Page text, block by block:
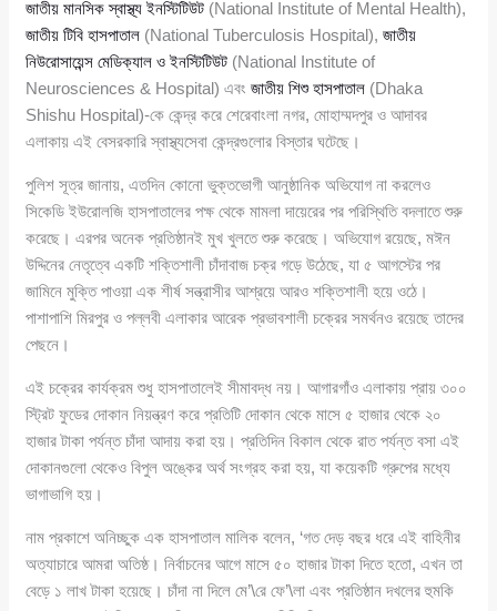
জাতীয় মানসিক স্বাস্থ্য ইনস্টিটিউট (National Institute of Mental Health),
জাতীয় টিবি হাসপাতাল (National Tuberculosis Hospital),জাতীয়
নিউরোসায়েন্স মেডিক্যাল ও ইনস্টিটিউট (National Institute of
Neurosciences & Hospital) এবংজাতীয় শিশু হাসপাতাল (Dhaka
Shishu Hospital)-কে কেন্দ্র করে শেরেবাংলা নগর, মোহাম্মদপুর ও আদাবর
এলাকায় এই বেসরকারি স্বাস্থ্যসেবা কেন্দ্রগুলোর বিস্তার ঘটেছে।
পুলিশ সূত্র জানায়, এতদিন কোনো ভুক্তভোগী আনুষ্ঠানিক অভিযোগ না করলেও
সিকেডি ইউরোলজি হাসপাতালের পক্ষ থেকে মামলা দায়েরের পর পরিস্থিতি বদলাতে শুরু
করেছে। এরপর অনেক প্রতিষ্ঠানই মুখ খুলতে শুরু করেছে। অভিযোগ রয়েছে, মঈন
উদ্দিনের নেতৃত্বে একটি শক্তিশালী চাঁদাবাজ চক্র গড়ে উঠেছে, যা ৫ আগস্টের পর
জামিনে মুক্তি পাওয়া এক শীর্ষ সন্ত্রাসীর আশ্রয়ে আরও শক্তিশালী হয়ে ওঠে।
পাশাপাশি মিরপুর ও পল্লবী এলাকার আরেক প্রভাবশালী চক্রের সমর্থনও রয়েছে তাদের
পেছনে।
এই চক্রের কার্যক্রম শুধু হাসপাতালেই সীমাবদ্ধ নয়। আগারগাঁও এলাকায় প্রায় ৩০০
স্ট্রিট ফুডের দোকান নিয়ন্ত্রণ করে প্রতিটি দোকান থেকে মাসে ৫ হাজার থেকে ২০
হাজার টাকা পর্যন্ত চাঁদা আদায় করা হয়। প্রতিদিন বিকাল থেকে রাত পর্যন্ত বসা এই
দোকানগুলো থেকেও বিপুল অঙ্কের অর্থ সংগ্রহ করা হয়, যা কয়েকটি গ্রুপের মধ্যে
ভাগাভাগি হয়।
নাম প্রকাশে অনিচ্ছুক এক হাসপাতাল মালিক বলেন, ‘গত দেড় বছর ধরে এই বাহিনীর
অত্যাচারে আমরা অতিষ্ঠ। নির্বাচনের আগে মাসে ৫০ হাজার টাকা দিতে হতো, এখন তা
বেড়ে ১ লাখ টাকা হয়েছে। চাঁদা না দিলে মে’\রে ফে’\লা এবং প্রতিষ্ঠান দখলের হুমকি